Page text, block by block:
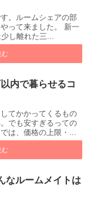
。ルームシェアの部
って来ました。 新一
し離れた三...
む
内で暮らせるコ
てかかってくるもの
でも安すぎるっての
は、価格の上限・...
む
なルームメイトは